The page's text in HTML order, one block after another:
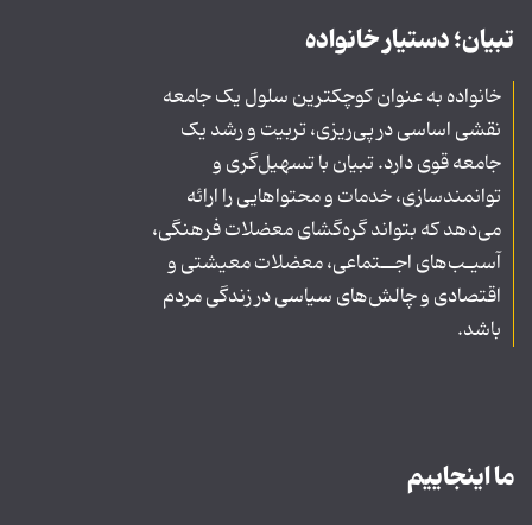
تبیان؛ دستیار خانواده
خانواده به عنوان کوچکترین سلول یک جامعه
نقشی اساسی در پی‌ریزی، تربیت و رشد یک
جامعه قوی دارد. تبیان با تسهیل‌گری و
توانمندسازی، خدمات و محتواهایی را ارائه
می‌دهد که بتواند گره‌گشای معضلات فرهنگی،
آسیـب‌های اجــتماعی، معضلات معیشتی و
اقتصادی و چالش‌های سیاسی در زندگی مردم
باشد.
ما اینجاییم